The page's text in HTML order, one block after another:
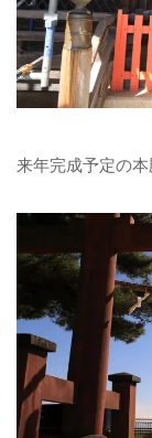
来年完成予定の本